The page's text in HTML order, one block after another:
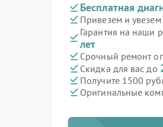
Бесплатная
Привезем и
Гарантия на наши
лет
Срочный ремонт
Скидка для вас до
Получите 1500
Оригинальные